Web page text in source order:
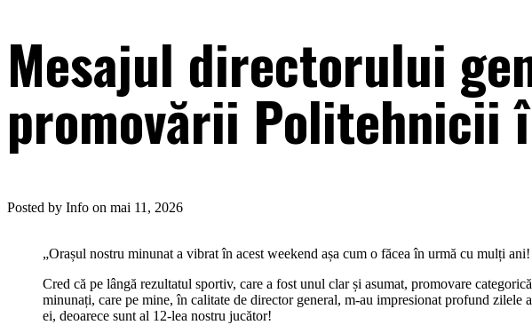
Mesajul directorului
promovării Politehnicii
Posted by Info on mai 11, 2026
„Orașul nostru minunat a vibrat în acest weekend așa cum o făcea în urmă cu mulți ani!
Cred că pe lângă rezultatul sportiv, care a fost unul clar și asumat, promovare
minunați, care pe mine, în calitate de director general, m-au impresionat profund zilele
ei, deoarece sunt al 12-lea nostru jucător!